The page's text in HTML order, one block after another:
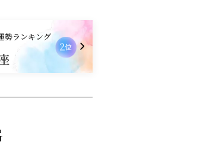
勢ランキング
2位